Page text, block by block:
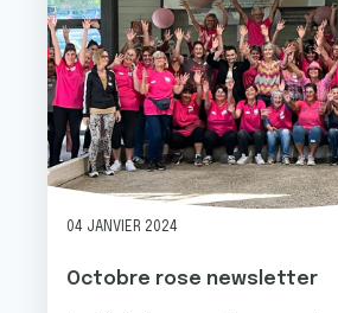
04 JANVIER 2024
Octobre rose newsletter